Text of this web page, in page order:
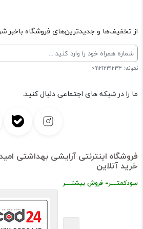
از تخفیف‌ها و جدیدترین‌های فروشگاه باخبر
نمونه: 09121231234
ما را در شبکه های اجتماعی دنبال کنید.
فروشگاه اینترنتی آرایشی بهداشتی
خرید آنلاین
سودکمتــــر= فروش بیشتــــر